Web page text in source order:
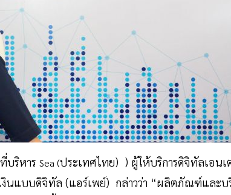
บริหาร Sea (ประเทศไทย) ) ผู้ให้บริการดิจิทัลเอนเ
นแบบดิจิทัล (แอร์เพย์) กล่าวว่า “ผลิตภัณฑ์และบ